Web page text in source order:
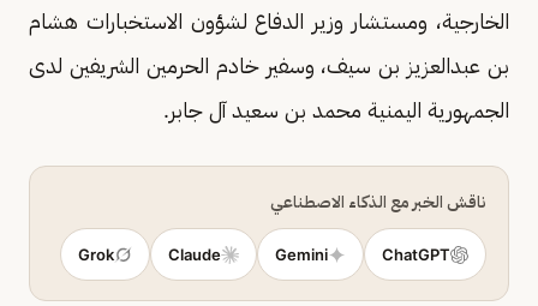
الخارجية، ومستشار وزير الدفاع لشؤون الاستخبارات هشام
بن عبدالعزيز بن سيف، وسفير خادم الحرمين الشريفين لدى
الجمهورية اليمنية محمد بن سعيد آل جابر.
ناقش الخبر مع الذكاء الاصطناعي
ChatGPT
Gemini
Claude
Grok